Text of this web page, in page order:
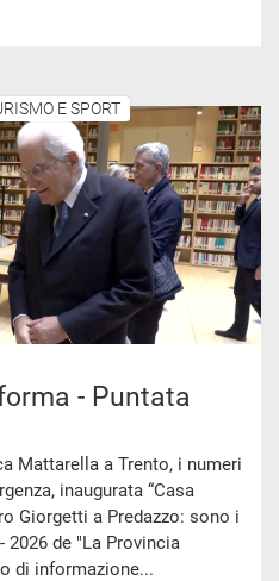
E SPORT
- Puntata
Mattarella a Trento, i numeri
inaugurata “Casa
Giorgetti a Predazzo: sono i
de "La Provincia
di informazione...